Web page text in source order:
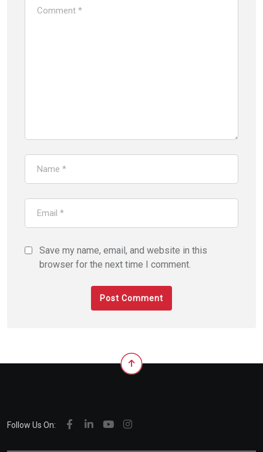
Save my name, email, and website in this
browser for the next time I comment.
Follow Us On: